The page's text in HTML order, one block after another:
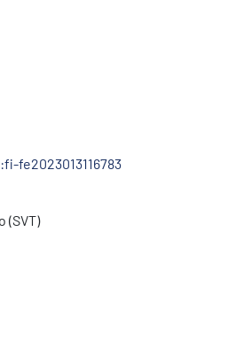
fe2023013116783
(SVT)